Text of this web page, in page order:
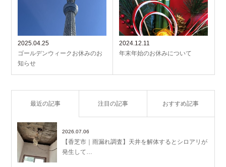
2025.04.25
ゴールデンウィークお休みのお
知らせ
2024.12.11
年末年始のお休みについて
最近の記事 注目の記事 おすすめ記事
2026.07.06
【香芝市｜雨漏れ調査】天井を解体するとシロアリが
発生して…